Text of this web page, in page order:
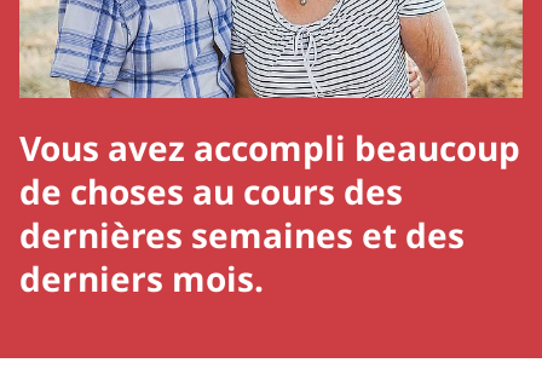
Vous avez accompli beaucoup
de choses au cours des
dernières semaines et des
derniers mois.